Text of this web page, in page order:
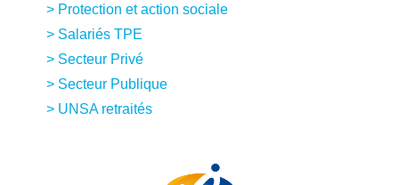
Protection et action sociale
Salariés TPE
Secteur Privé
Secteur Publique
UNSA retraités